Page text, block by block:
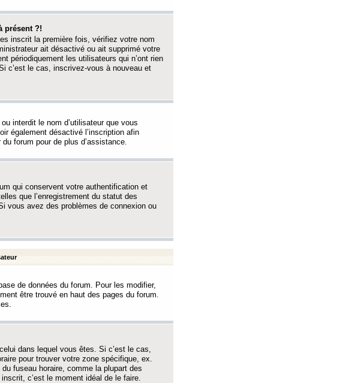
présent ?!
inscrit la première fois, vérifiez votre nom
ait désactivé ou ait supprimé votre
périodiquement les utilisateurs qui n’ont rien
c’est le cas, inscrivez-vous à nouveau et
interdit le nom d’utilisateur que vous
également désactivé l’inscription afin
forum pour de plus d’assistance.
qui conservent votre authentification et
que l’enregistrement du statut des
vous avez des problèmes de connexion ou
de données du forum. Pour les modifier,
être trouvé en haut des pages du forum.
dans lequel vous êtes. Si c’est le cas,
pour trouver votre zone spécifique, ex.
fuseau horaire, comme la plupart des
c’est le moment idéal de le faire.